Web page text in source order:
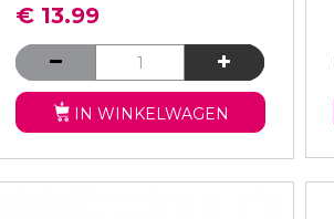
€ 13.99
IN WINKELWAGEN